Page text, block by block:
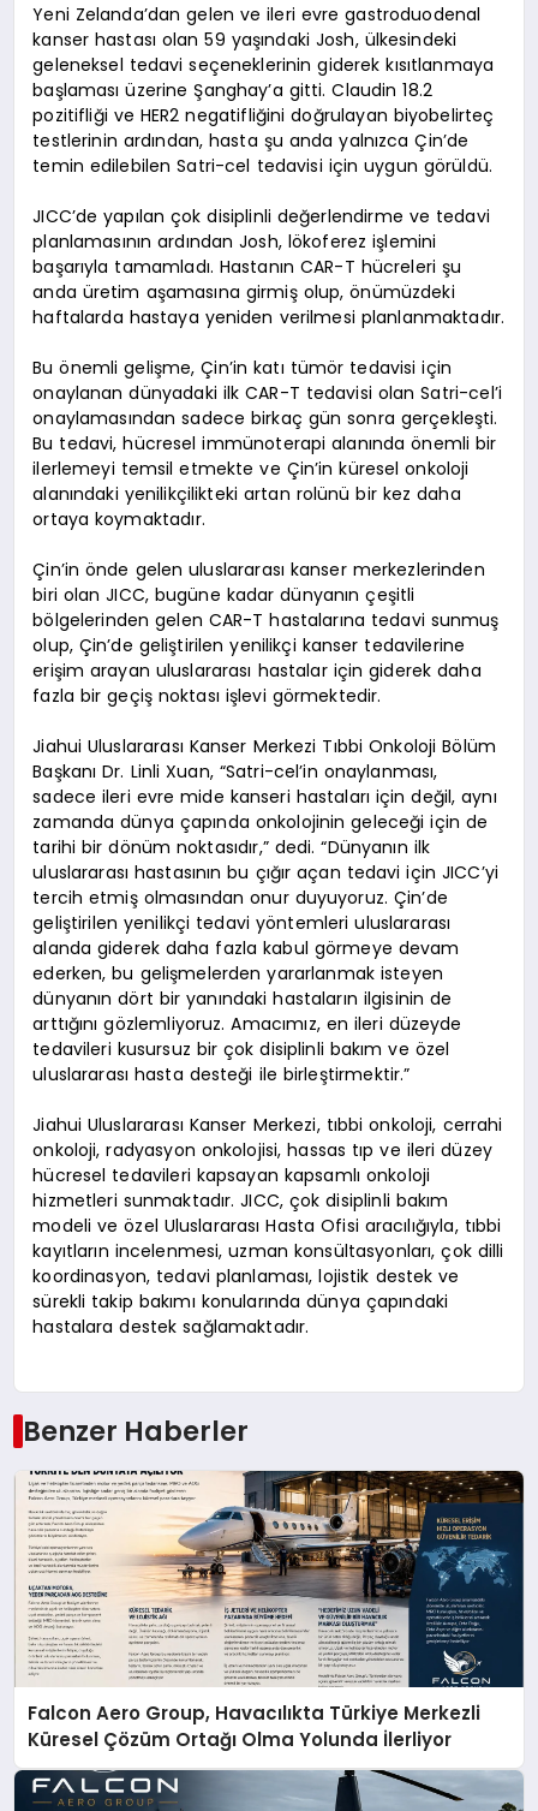
Yeni Zelanda’dan gelen ve ileri evre gastroduodenal
kanser hastası olan 59 yaşındaki Josh, ülkesindeki
geleneksel tedavi seçeneklerinin giderek kısıtlanmaya
başlaması üzerine Şanghay’a gitti. Claudin 18.2
pozitifliği ve HER2 negatifliğini doğrulayan biyobelirteç
testlerinin ardından, hasta şu anda yalnızca Çin’de
temin edilebilen Satri-cel tedavisi için uygun görüldü.
JICC’de yapılan çok disiplinli değerlendirme ve tedavi
planlamasının ardından Josh, lökoferez işlemini
başarıyla tamamladı. Hastanın CAR-T hücreleri şu
anda üretim aşamasına girmiş olup, önümüzdeki
haftalarda hastaya yeniden verilmesi planlanmaktadır.
Bu önemli gelişme, Çin’in katı tümör tedavisi için
onaylanan dünyadaki ilk CAR-T tedavisi olan Satri-cel’i
onaylamasından sadece birkaç gün sonra gerçekleşti.
Bu tedavi, hücresel immünoterapi alanında önemli bir
ilerlemeyi temsil etmekte ve Çin’in küresel onkoloji
alanındaki yenilikçilikteki artan rolünü bir kez daha
ortaya koymaktadır.
Çin’in önde gelen uluslararası kanser merkezlerinden
biri olan JICC, bugüne kadar dünyanın çeşitli
bölgelerinden gelen CAR-T hastalarına tedavi sunmuş
olup, Çin’de geliştirilen yenilikçi kanser tedavilerine
erişim arayan uluslararası hastalar için giderek daha
fazla bir geçiş noktası işlevi görmektedir.
Jiahui Uluslararası Kanser Merkezi Tıbbi Onkoloji Bölüm
Başkanı Dr. Linli Xuan, “Satri-cel’in onaylanması,
sadece ileri evre mide kanseri hastaları için değil, aynı
zamanda dünya çapında onkolojinin geleceği için de
tarihi bir dönüm noktasıdır,” dedi. “Dünyanın ilk
uluslararası hastasının bu çığır açan tedavi için JICC’yi
tercih etmiş olmasından onur duyuyoruz. Çin’de
geliştirilen yenilikçi tedavi yöntemleri uluslararası
alanda giderek daha fazla kabul görmeye devam
ederken, bu gelişmelerden yararlanmak isteyen
dünyanın dört bir yanındaki hastaların ilgisinin de
arttığını gözlemliyoruz. Amacımız, en ileri düzeyde
tedavileri kusursuz bir çok disiplinli bakım ve özel
uluslararası hasta desteği ile birleştirmektir.”
Jiahui Uluslararası Kanser Merkezi, tıbbi onkoloji, cerrahi
onkoloji, radyasyon onkolojisi, hassas tıp ve ileri düzey
hücresel tedavileri kapsayan kapsamlı onkoloji
hizmetleri sunmaktadır. JICC, çok disiplinli bakım
modeli ve özel Uluslararası Hasta Ofisi aracılığıyla, tıbbi
kayıtların incelenmesi, uzman konsültasyonları, çok dilli
koordinasyon, tedavi planlaması, lojistik destek ve
sürekli takip bakımı konularında dünya çapındaki
hastalara destek sağlamaktadır.
Benzer Haberler
Falcon Aero Group, Havacılıkta Türkiye Merkezli
Küresel Çözüm Ortağı Olma Yolunda İlerliyor